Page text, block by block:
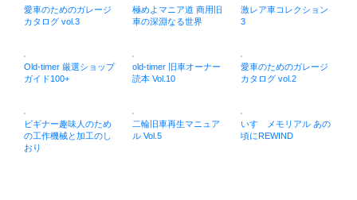
愛車のためのガレージ
カタログ vol.3
極めよマニア道 商用旧
車の深淵なる世界
激レア車コレクション
3
Old-timer 厳選ショップ
ガイド100+
old-timer 旧車オーナー
読本 Vol.10
愛車のためのガレージ
カタログ vol.2
ビギナー趣味人のため
の工作機械と加工のし
おり
二輪旧車再生マニュア
ル Vol.5
いすゞメモリアル あの
頃にREWIND